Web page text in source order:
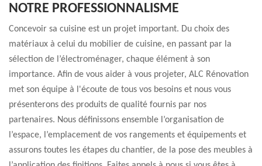
NOTRE PROFESSIONNALISME
Concevoir sa cuisine est un projet important. Du choix des
matériaux à celui du mobilier de cuisine, en passant par la
sélection de l’électroménager, chaque élément à son
importance. Afin de vous aider à vous projeter, ALC Rénovation
met son équipe à l'écoute de tous vos besoins et nous vous
présenterons des produits de qualité fournis par nos
partenaires. Nous définissons ensemble l’organisation de
l’espace, l’emplacement de vos rangements et équipements et
assurons toutes les étapes du chantier, de la pose des meubles à